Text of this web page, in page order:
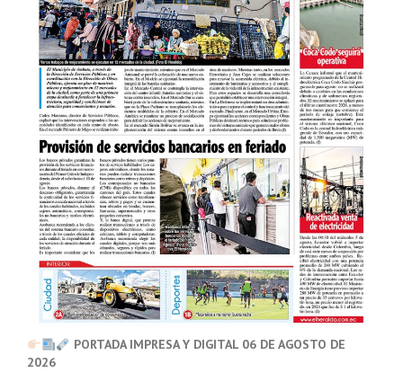
PORTADA IMPRESA Y DIGITAL 06 DE AGOSTO DE
2026